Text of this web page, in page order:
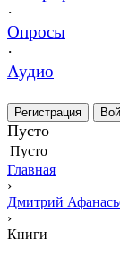
·
Опросы
·
Аудио
Регистрация
Пусто
Пусто
Главная
›
Дмитрий
›
Книги